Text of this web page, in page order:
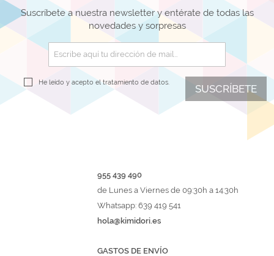
Suscríbete a nuestra newsletter y entérate de todas las
novedades y sorpresas
SUSCRÍBETE
He leído y acepto el tratamiento de datos.
955 439 490
de Lunes a Viernes de 09:30h a 14:30h
Whatsapp: 639 419 541
hola@kimidori.es
GASTOS DE ENVÍO